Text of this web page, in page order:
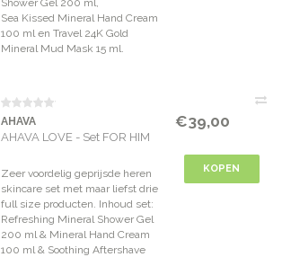
Shower Gel 200 ml,
Sea Kissed Mineral Hand Cream
100 ml en Travel 24K Gold
Mineral Mud Mask 15 ml.
AHAVA
AHAVA LOVE - Set FOR HIM
Zeer voordelig geprijsde heren
skincare set met maar liefst drie
full size producten. Inhoud set:
Refreshing Mineral Shower Gel
200 ml & Mineral Hand Cream
100 ml & Soothing Aftershave
€39,00
KOPEN